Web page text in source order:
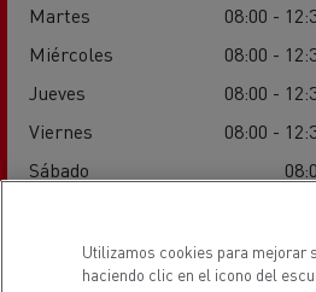
Martes
08:00 -
Miércoles
08:00 -
Jueves
08:00 -
Viernes
08:00 -
Sábado
Utilizamos cookies para mejorar
haciendo clic en el icono del